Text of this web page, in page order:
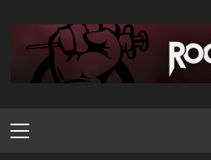
contenido
principal